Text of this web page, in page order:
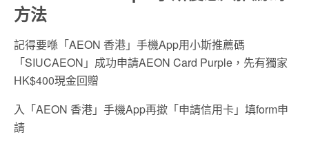
方法
記得要喺「AEON 香港」手機App用小斯推薦碼
「SIUCAEON」成功申請AEON Card Purple，先有獨家
HK$400現金回贈
入「AEON 香港」手機App再撳「申請信用卡」填form申
請